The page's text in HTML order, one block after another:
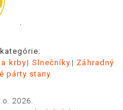
.
krby Slnečníky
Záhradný
párty stany
2026.